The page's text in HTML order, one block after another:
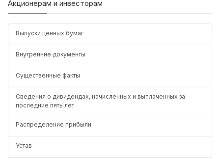
Акционерам и инвесторам
Выпуски ценных бумаг
Внутренние документы
Существенные факты
Сведения о дивидендах, начисленных и выплаченных за
последние пять лет
Распределение прибыли
Устав